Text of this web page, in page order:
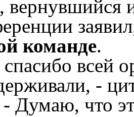
команде.
всей
-
Думаю, что